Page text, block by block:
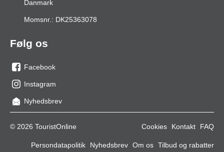
Danmark
Momsnr.: DK25363078
Følg os
os
på
facebook
Facebook
os
på
Instagram
Nyhedsbrev
© 2026 TouristOnline Cookies Kontakt FAQ
Persondatapolitik Nyhedsbrev Om os Tilbud og rabatter